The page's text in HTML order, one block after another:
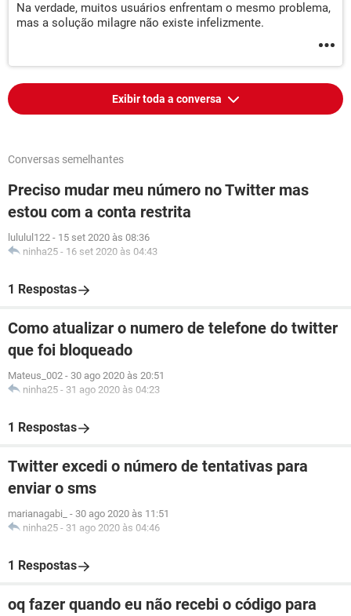
Na verdade, muitos usuários enfrentam o mesmo problema,
mas a solução milagre não existe infelizmente.
Exibir toda a conversa
Conversas semelhantes
Preciso mudar meu número no Twitter mas
estou com a conta restrita
lululul122 - 15 set 2020 às 08:36
ninha25 - 16 set 2020 às 04:43
1 Respostas
Como atualizar o numero de telefone do twitter
que foi bloqueado
Mateus_002 - 30 ago 2020 às 20:51
ninha25 - 31 ago 2020 às 04:23
1 Respostas
Twitter excedi o número de tentativas para
enviar o sms
marianagabi_ - 30 ago 2020 às 11:51
ninha25 - 31 ago 2020 às 04:46
1 Respostas
oq fazer quando eu não recebi o código para